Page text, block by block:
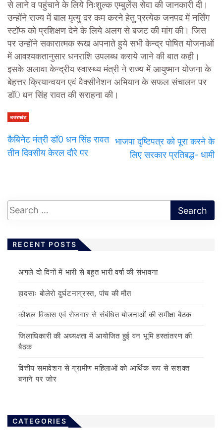
से लाने व पहुंचाने के लिये निःशुल्क एम्बुलेंस सेवा की जानकारी दी।
उन्होंने राज्य में बाल मृत्यु दर कम करने हेतु प्रत्येक जनपद में नर्सिंग
स्टॉफ को प्रशिक्षण देने के लिये अलग से बजट की मांग की। जिस
पर उन्होंने सकारात्मक रूख अपनाते हुये सभी केन्द्र पोषित योजनाओं
में आवश्यकतानुसार धनराशि उपलब्ध कराये जाने की बात कही।
इसके अलावा केन्द्रीय स्वास्थ्य मंत्री ने राज्य में आयुष्मान योजना के
बेहत्तर क्रियान्वयन एवं वैक्सीनेशन अभियान के सफल संचालन पर
डॉ0 धन सिंह रावत की सराहना की।
उत्तराखंड
कैबिनेट मंत्री डॉ0 धन सिंह रावत
तीन दिवसीय केरल दौरे पर
भाजपा दृष्टिपत्र को पूरा करने के
लिए सरकार प्रतिबद्ध- धामी
RECENT POSTS
अगले दो दिनों में भारी से बहुत भारी वर्षा की संभावना
हादसाः बोलेरो दुर्घटनाग्रस्त, पांच की मौत
कौशल विकास एवं रोजगार से संबंधित योजनाओं की समीक्षा बैठक
जिलाधिकारी की अध्यक्षता में आयोजित हुई वन भूमि हस्तांतरण की
बैठक
वित्तीय समावेशन से ग्रामीण महिलाओं को आर्थिक रूप से सशक्त
बनाने पर जोर
CATEGORIES